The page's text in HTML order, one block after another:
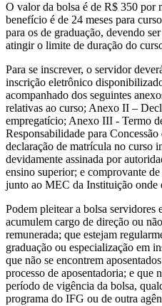
O valor da bolsa é de R$ 350 por
benefício é de 24 meses para
para os de graduação, devendo
atingir o limite de duração do
Para se inscrever, o servidor
inscrição eletrônico
acompanhado dos seguintes
relativas ao curso; Anexo II –
empregatício; Anexo III - Termo
Responsabilidade para
declaração de matrícula no curso
devidamente assinada por
ensino superior; e comprovante
junto ao MEC da Instituição onde
Podem pleitear a bolsa
acumulem cargo de direção ou
remunerada; que estejam
graduação ou especialização em
que não se encontrem
processo de aposentadoria; e que
período de vigência da bolsa,
programa do IFG ou de outra